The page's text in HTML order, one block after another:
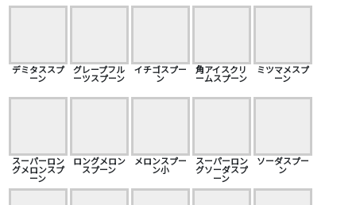
デミタススプ
ーン
グレープフル
ーツスプーン
イチゴスプー
ン
角アイスクリ
ームスプーン
ミツマメスプ
ーン
スーパーロン
グメロンスプ
ーン
ロングメロン
スプーン
メロンスプー
ン小
スーパーロン
グソーダスプ
ーン
ソーダスプー
ン